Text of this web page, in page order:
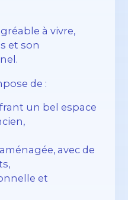
à vivre,
et son
de :
un bel espace
avec de
et